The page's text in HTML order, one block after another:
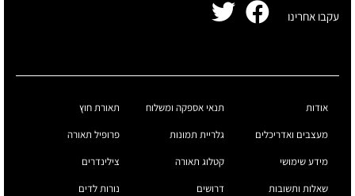
עקבו אחרינו
אודות
מעצבים ואדריכלים
מידע שימושי
שאלות ותשובות
תנאי אספקה ומשלוח
גלריית תמונות
קטלוג תאורה
דרושים
תאורת חוץ
פרופיל תאורה
צילינדרים
נורות לדים